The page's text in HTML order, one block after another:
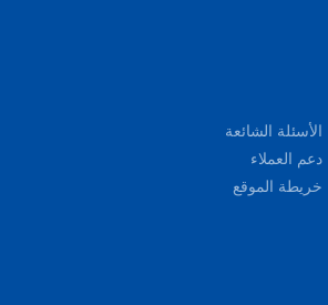
الأسئلة الشائعة
دعم العملاء
خريطة الموقع